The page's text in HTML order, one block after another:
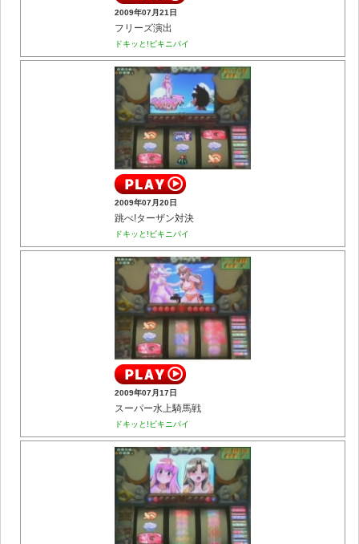
2009年07月21日
フリーズ演出
ドキッと!ビキニパイ
2009年07月20日
跳べ!ターザン対決
ドキッと!ビキニパイ
2009年07月17日
スーパー水上騎馬戦
ドキッと!ビキニパイ